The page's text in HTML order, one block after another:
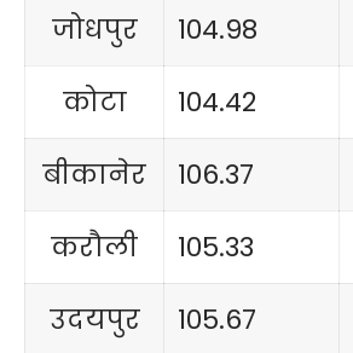
जोधपुर
104.98
कोटा
104.42
बीकानेर
106.37
करौली
105.33
उदयपुर
105.67